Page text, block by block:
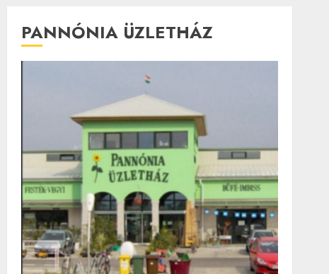
PANNÓNIA ÜZLETHÁZ